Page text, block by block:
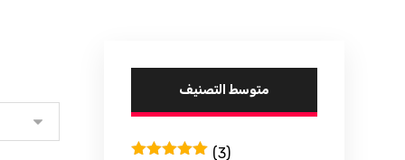
متوسط ​​التصنيف
(3)